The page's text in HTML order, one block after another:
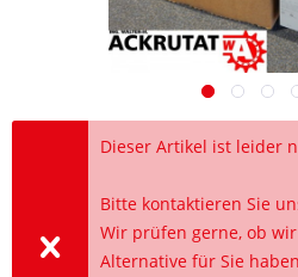
Dieser Artikel ist leider
Bitte kontaktieren Sie
Wir prüfen gerne, ob
Alternative für Sie